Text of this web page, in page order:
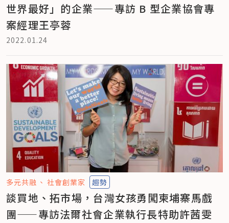
世界最好」的企業——專訪 B 型企業協會專
案經理王亭蓉
2022.01.24
多元共融 社會創業家 趨勢
談買地、拓市場，台灣女孩勇闖柬埔寨馬戲
團——專訪法爾社會企業執行長特助許茜雯